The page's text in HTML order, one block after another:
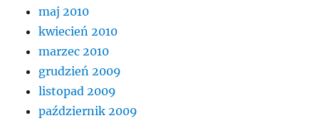
maj 2010
kwiecień 2010
marzec 2010
grudzień 2009
listopad 2009
październik 2009